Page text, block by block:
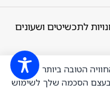
לתכשיטים ושעונים
Design
הטובה ביותר
הסכמה שלך לשימוש